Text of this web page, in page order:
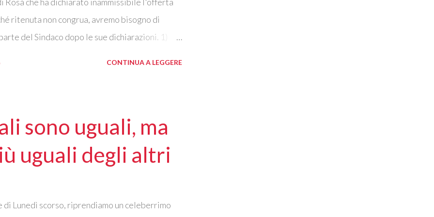
ritenuta non congrua, avremo bisogno di
del Sindaco dopo le sue dichiarazioni. 1)
come risultante dalla sommatoria degli
andando così a modificare tutti i prezzi unitari
e dunque giustificare l’importo
CONTINUA A LEGGERE
sono uguali, ma
uguali degli altri
Lunedì scorso, riprendiamo un celeberrimo